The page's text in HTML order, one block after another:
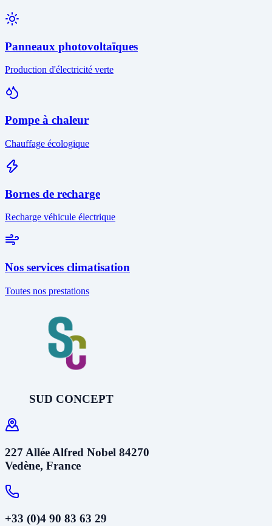
Panneaux photovoltaïques
Production d'électricité verte
Pompe à chaleur
Chauffage écologique
Bornes de recharge
Recharge véhicule électrique
Nos services climatisation
Toutes nos prestations
SUD CONCEPT
227 Allée Alfred Nobel 84270
Vedène, France
+33 (0)4 90 83 63 29